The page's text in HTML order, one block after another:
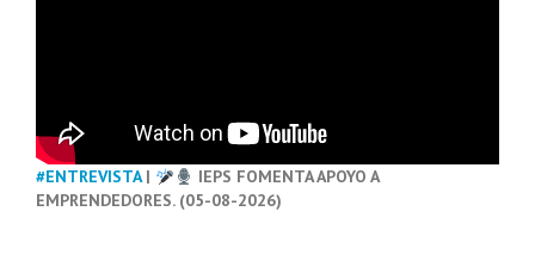
#ENTREVISTA|
IEPS FOMENTA APOYO A
EMPRENDEDORES. (05-08-2026)